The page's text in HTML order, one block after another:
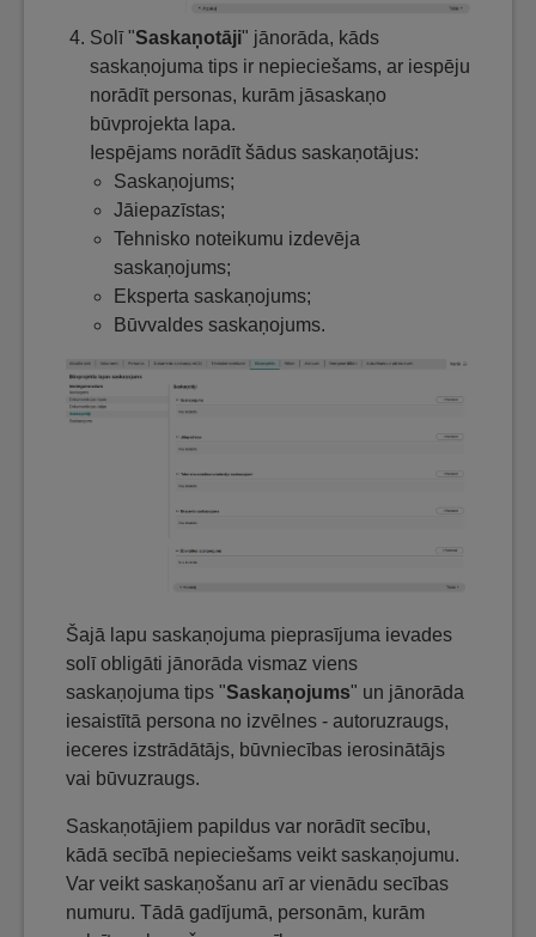
Solī "Saskaņotāji" jānorāda, kāds
saskaņojuma tips ir nepieciešams, ar iespēju
norādīt personas, kurām jāsaskaņo
būvprojekta lapa.
Iespējams norādīt šādus saskaņotājus:
Saskaņojums;
Jāiepazīstas;
Tehnisko noteikumu izdevēja
saskaņojums;
Eksperta saskaņojums;
Būvvaldes saskaņojums.
Šajā lapu saskaņojuma pieprasījuma ievades
solī obligāti jānorāda vismaz viens
saskaņojuma tips "Saskaņojums" un jānorāda
iesaistītā persona no izvēlnes - autoruzraugs,
ieceres izstrādātājs, būvniecības ierosinātājs
vai būvuzraugs.
Saskaņotājiem papildus var norādīt secību,
kādā secībā nepieciešams veikt saskaņojumu.
Var veikt saskaņošanu arī ar vienādu secības
numuru. Tādā gadījumā, personām, kurām